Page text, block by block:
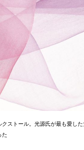
ストール。光源氏が最も愛し
た